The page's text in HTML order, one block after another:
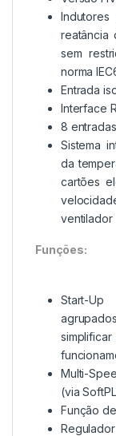
reatância
sem
norma
Entrada
Interface
8
Sistema
da
cartões
ventilador
Funções:
Start-
Multi-
(via
Função